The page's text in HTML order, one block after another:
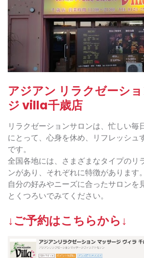
アジアン リラクゼーシ
ジ villa千歳店
リラクゼーションサロンは、忙しい毎
にとって、心身を休め、リフレッシュ
です。
全国各地には、さまざまなタイプのリ
ンがあり、それぞれに特徴があります。
自分の好みやニーズに合ったサロンを
とくつろいでみてください。
↓ご予約はこちらから↓